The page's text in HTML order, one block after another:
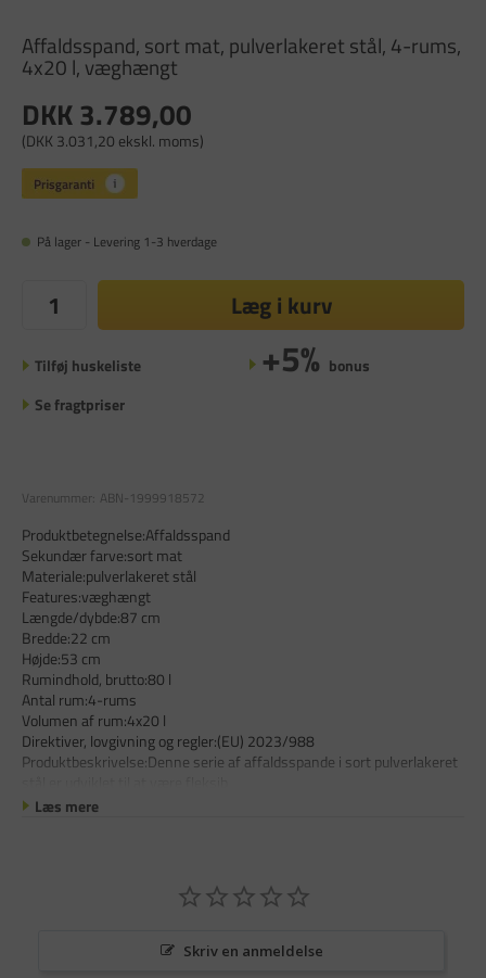
Affaldsspand, sort mat, pulverlakeret stål, 4-rums,
4x20 l, væghængt
DKK 3.789,00
(DKK 3.031,20 ekskl. moms)
På lager - Levering 1-3 hverdage
Læg i kurv
Tilføj huskeliste +5% bonus
Se fragtpriser
Varenummer: ABN-1999918572
Produktbetegnelse:Affaldsspand
Sekundær farve:sort mat
Materiale:pulverlakeret stål
Features:væghængt
Længde/dybde:87 cm
Bredde:22 cm
Højde:53 cm
Rumindhold, brutto:80 l
Antal rum:4-rums
Volumen af rum:4x20 l
Direktiver, lovgivning og regler:(EU) 2023/988
Produktbeskrivelse:Denne serie af affaldsspande i sort pulverlakeret
Læs mere
Skriv en anmeldelse